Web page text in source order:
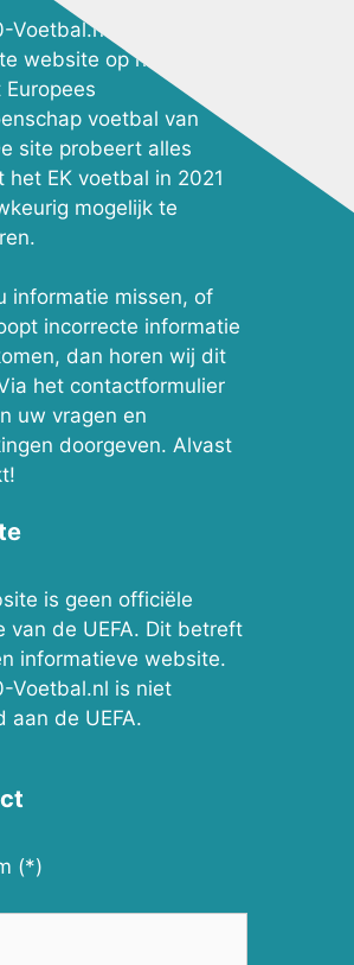
Voetbal.nl is de meest
website op het gebied
voetbal van
site probeert alles
het EK voetbal in 2021
mogelijk te
informatie missen, of
incorrecte informatie
dan horen wij dit
het contactformulier
uw vragen en
doorgeven. Alvast
is geen officiële
van de UEFA. Dit betreft
informatieve website.
Voetbal.nl is niet
aan de UEFA.
(*)